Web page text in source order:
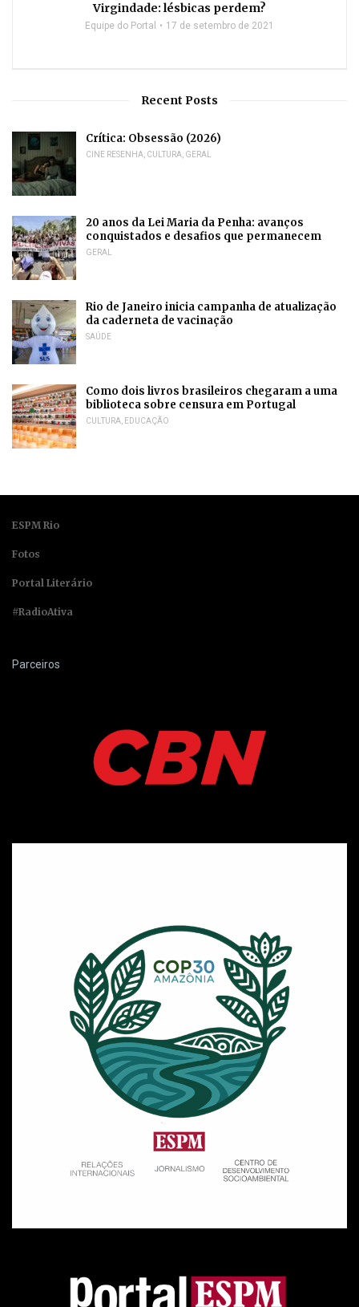
Virgindade: lésbicas perdem?
Equipe do Portal 17 de setembro de 2021
Recent Posts
Crítica: Obsessão (2026)
CINE RESENHA, CULTURA, GERAL
20 anos da Lei Maria da Penha: avanços
conquistados e desafios que permanecem
GERAL
Rio de Janeiro inicia campanha de atualização
da caderneta de vacinação
SAÚDE
Como dois livros brasileiros chegaram a uma
biblioteca sobre censura em Portugal
CULTURA, EDUCAÇÃO
ESPM Rio
Fotos
Portal Literário
#RadioAtiva
Parceiros